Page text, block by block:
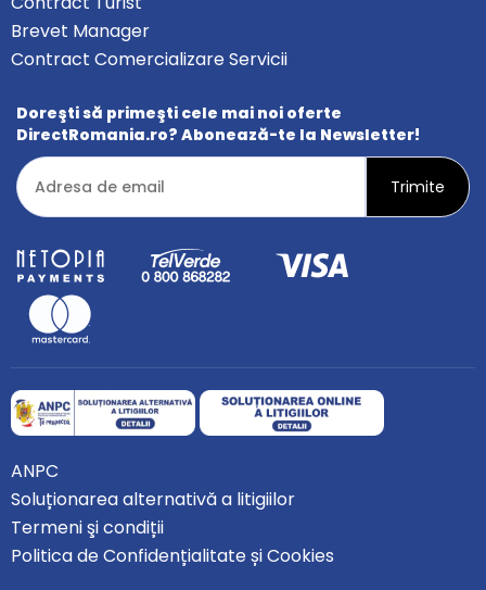
Brevet Manager
Contract Comercializare Servicii
Doreşti să primeşti cele mai noi oferte
DirectRomania.ro? Abonează-te la Newsletter!
ANPC
Soluționarea alternativă a litigiilor
Termeni şi condiții
Politica de Confidențialitate și Cookies